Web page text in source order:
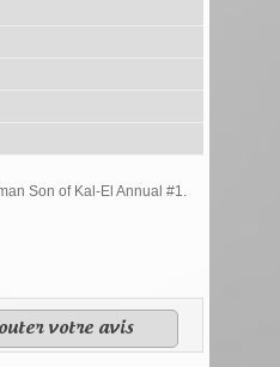
Son of Kal-El Annual #1.
votre avis